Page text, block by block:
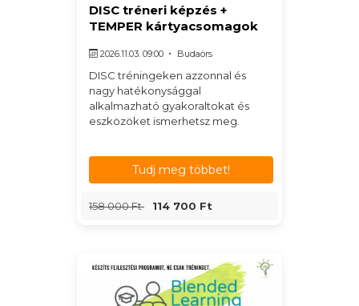
DISC tréneri képzés +
TEMPER kártyacsomagok
2026.11.03. 09:00 Budaörs
DISC tréningeken azzonnal és
nagy hatékonysággal
alkalmazható gyakoraltokat és
eszközöket ismerhetsz meg.
Tudj meg többet!
158 000 Ft 114 700 Ft